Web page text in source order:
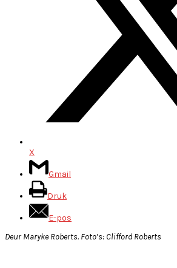
X
Gmail
Druk
E-pos
Deur Maryke Roberts. Foto’s: Clifford Roberts